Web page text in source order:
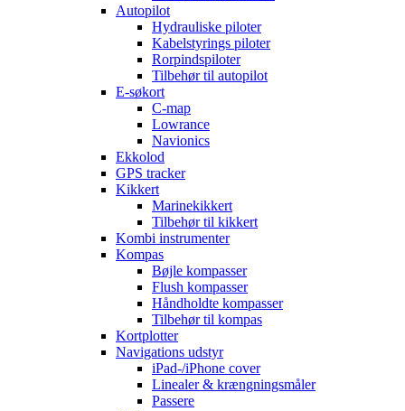
Autopilot
Hydrauliske piloter
Kabelstyrings piloter
Rorpindspiloter
Tilbehør til autopilot
E-søkort
C-map
Lowrance
Navionics
Ekkolod
GPS tracker
Kikkert
Marinekikkert
Tilbehør til kikkert
Kombi instrumenter
Kompas
Bøjle kompasser
Flush kompasser
Håndholdte kompasser
Tilbehør til kompas
Kortplotter
Navigations udstyr
iPad-/iPhone cover
Linealer & krængningsmåler
Passere